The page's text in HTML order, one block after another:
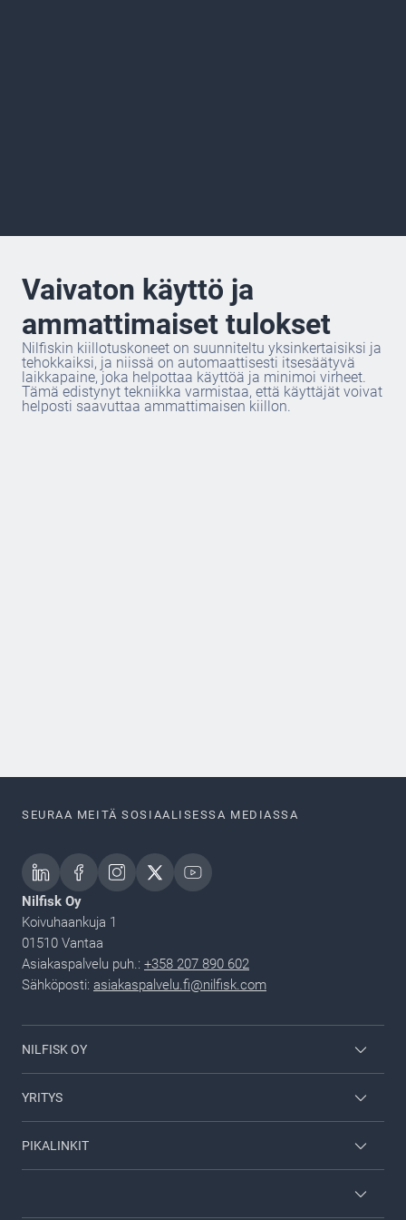
Vaivaton käyttö ja
ammattimaiset tulokset
Nilfiskin kiillotuskoneet on suunniteltu yksinkertaisiksi ja
tehokkaiksi, ja niissä on automaattisesti itsesäätyvä
laikkapaine, joka helpottaa käyttöä ja minimoi virheet.
Tämä edistynyt tekniikka varmistaa, että käyttäjät voivat
helposti saavuttaa ammattimaisen kiillon.
SEURAA MEITÄ SOSIAALISESSA MEDIASSA
Nilfisk Oy
Koivuhaankuja 1
01510 Vantaa
Asiakaspalvelu puh.: +358 207 890 602
Sähköposti: asiakaspalvelu.fi@nilfisk.com
NILFISK OY
Ura Nilfiskillä
Viper
YRITYS
Tietoa Nilfisk Groupista
PIKALINKIT
Sisäänkirjautuminen